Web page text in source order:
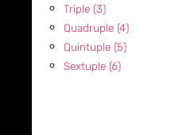
Triple (3)
Quadruple (4)
Quintuple (5)
Sextuple (6)